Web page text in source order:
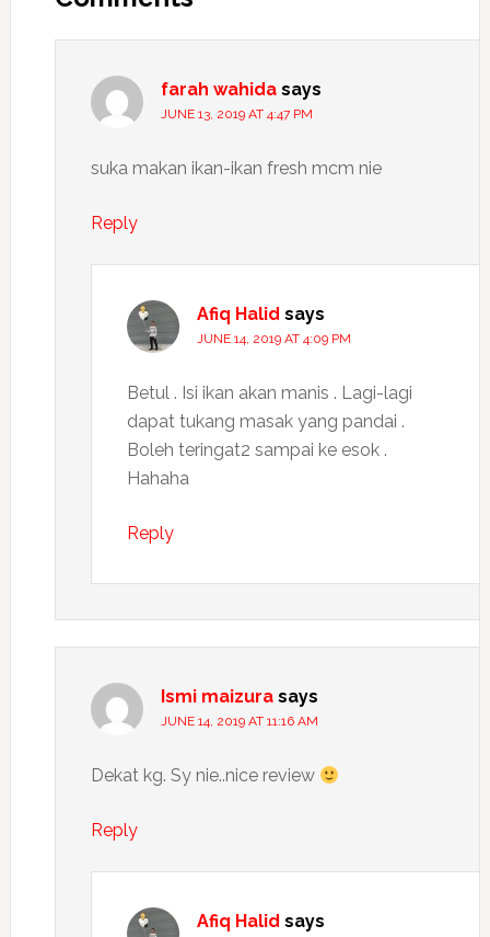
farah wahida says
JUNE 13, 2019 AT 4:47 PM
suka makan ikan-ikan fresh mcm nie
Reply
Afiq Halid says
JUNE 14, 2019 AT 4:09 PM
Betul . Isi ikan akan manis . Lagi-lagi
dapat tukang masak yang pandai .
Boleh teringat2 sampai ke esok .
Hahaha
Reply
Ismi maizura says
JUNE 14, 2019 AT 11:16 AM
Dekat kg. Sy nie..nice review
Reply
Afiq Halid says